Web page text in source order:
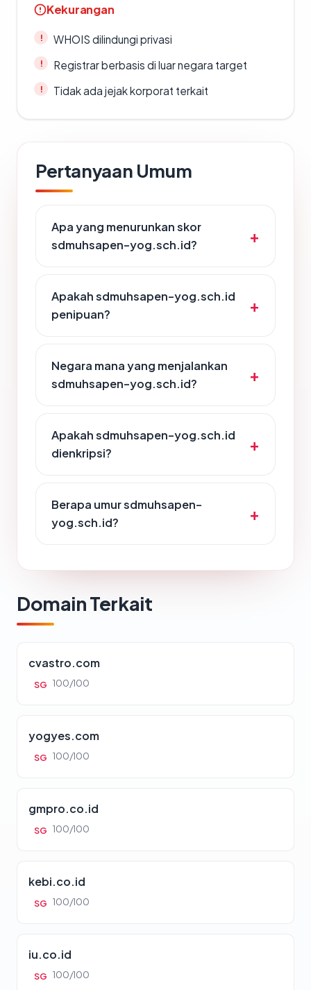
Kekurangan
WHOIS dilindungi privasi
Registrar berbasis di luar negara target
Tidak ada jejak korporat terkait
Pertanyaan Umum
Apa yang menurunkan skor
sdmuhsapen-yog.sch.id?
Apakah sdmuhsapen-yog.sch.id
penipuan?
Negara mana yang menjalankan
sdmuhsapen-yog.sch.id?
Apakah sdmuhsapen-yog.sch.id
dienkripsi?
Berapa umur sdmuhsapen-
yog.sch.id?
Domain Terkait
cvastro.com
SG 100/100
yogyes.com
SG 100/100
gmpro.co.id
SG 100/100
kebi.co.id
SG 100/100
iu.co.id
SG 100/100